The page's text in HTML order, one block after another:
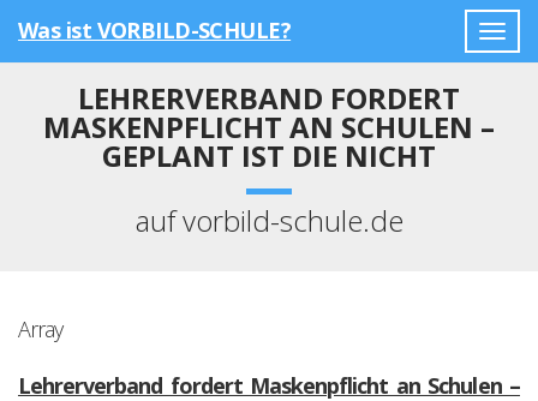
Was ist VORBILD-SCHULE?
LEHRERVERBAND FORDERT
MASKENPFLICHT AN SCHULEN –
GEPLANT IST DIE NICHT
auf vorbild-schule.de
Array
Lehrerverband fordert Maskenpflicht an Schulen –